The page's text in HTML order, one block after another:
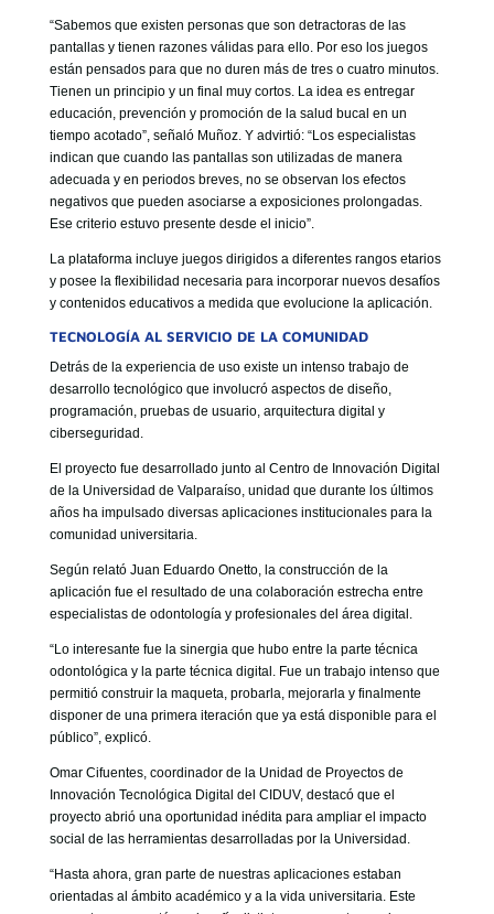
“Sabemos que existen personas que son detractoras de las
pantallas y tienen razones válidas para ello. Por eso los juegos
están pensados para que no duren más de tres o cuatro minutos.
Tienen un principio y un final muy cortos. La idea es entregar
educación, prevención y promoción de la salud bucal en un
tiempo acotado”, señaló Muñoz. Y advirtió: “Los especialistas
indican que cuando las pantallas son utilizadas de manera
adecuada y en periodos breves, no se observan los efectos
negativos que pueden asociarse a exposiciones prolongadas.
Ese criterio estuvo presente desde el inicio”.
La plataforma incluye juegos dirigidos a diferentes rangos etarios
y posee la flexibilidad necesaria para incorporar nuevos desafíos
y contenidos educativos a medida que evolucione la aplicación.
TECNOLOGÍA AL SERVICIO DE LA COMUNIDAD
Detrás de la experiencia de uso existe un intenso trabajo de
desarrollo tecnológico que involucró aspectos de diseño,
programación, pruebas de usuario, arquitectura digital y
ciberseguridad.
El proyecto fue desarrollado junto al Centro de Innovación Digital
de la Universidad de Valparaíso, unidad que durante los últimos
años ha impulsado diversas aplicaciones institucionales para la
comunidad universitaria.
Según relató Juan Eduardo Onetto, la construcción de la
aplicación fue el resultado de una colaboración estrecha entre
especialistas de odontología y profesionales del área digital.
“Lo interesante fue la sinergia que hubo entre la parte técnica
odontológica y la parte técnica digital. Fue un trabajo intenso que
permitió construir la maqueta, probarla, mejorarla y finalmente
disponer de una primera iteración que ya está disponible para el
público”, explicó.
Omar Cifuentes, coordinador de la Unidad de Proyectos de
Innovación Tecnológica Digital del CIDUV, destacó que el
proyecto abrió una oportunidad inédita para ampliar el impacto
social de las herramientas desarrolladas por la Universidad.
“Hasta ahora, gran parte de nuestras aplicaciones estaban
orientadas al ámbito académico y a la vida universitaria. Este